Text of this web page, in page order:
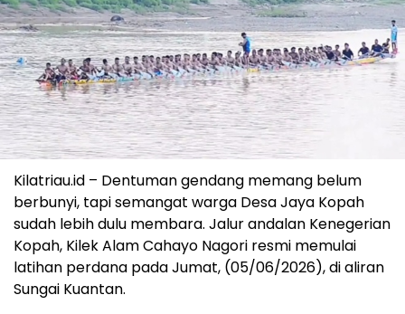
Kilatriau.id – Dentuman gendang memang belum
berbunyi, tapi semangat warga Desa Jaya Kopah
sudah lebih dulu membara. Jalur andalan Kenegerian
Kopah, Kilek Alam Cahayo Nagori resmi memulai
latihan perdana pada Jumat, (05/06/2026), di aliran
Sungai Kuantan.